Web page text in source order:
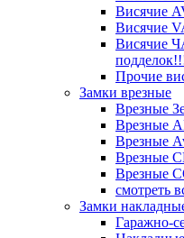
Висячие
Висячие
Висячие
Прочие
Замки врезные
Врезные
Врезные
Врезные
Врезные
Врезные
смотреть
Замки
Гаражно-